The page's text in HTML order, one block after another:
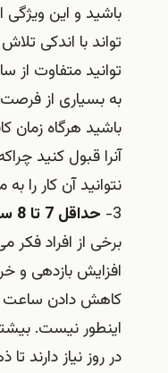
باشید و این
تواند با اندکی
توانید متفاوت از
به بسیاری از فرصت
باشید هرگاه زمان
آنرا قبول کنید
نتوانید آن کار را
3- حداقل 7 تا 8 ساعت بخوابید
برخی از افراد فکر
افزایش بازدهی و
کاهش دادن ساعت
در روز نیاز دارند